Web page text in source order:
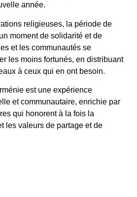
année.
religieuses, la période de
moment de solidarité et de
et les communautés se
les moins fortunés, en distribuant
à ceux qui en ont besoin.
est une expérience
et communautaire, enrichie par
qui honorent à la fois la
les valeurs de partage et de